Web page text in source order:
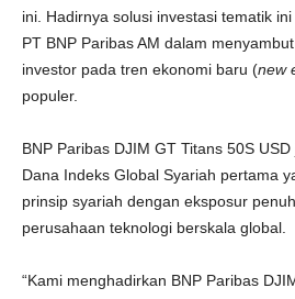
ini. Hadirnya solusi investasi tematik
PT BNP Paribas AM dalam
investor pada tren ekonomi baru (new
populer.
BNP Paribas DJIM GT Titans 50S
Dana Indeks Global Syariah pertama
prinsip syariah dengan eksposur
perusahaan teknologi berskala global.
“Kami menghadirkan BNP Paribas